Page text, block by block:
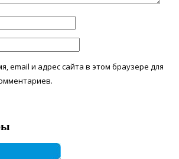
email и адрес сайта в этом браузере для